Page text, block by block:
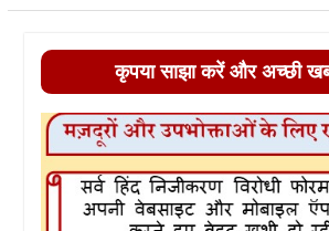
कृपया साझा करें और अच्छी